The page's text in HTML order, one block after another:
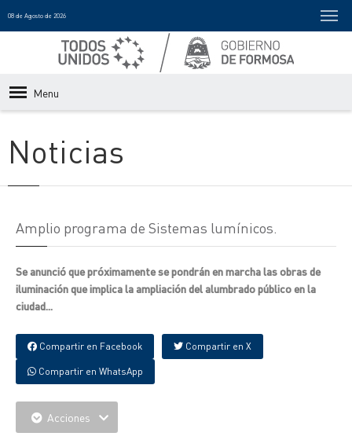
08 de Agosto de 2026
Menu
Noticias
Amplio programa de Sistemas lumínicos.
Se anunció que próximamente se pondrán en marcha las obras de
iluminación que implica la ampliación del alumbrado público en la
ciudad...
Compartir en Facebook Compartir en X
Compartir en WhatsApp
Acciones